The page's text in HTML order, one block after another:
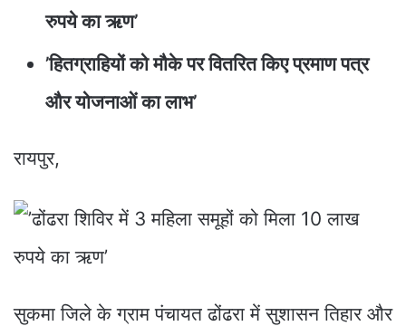
रुपये का ऋण’
’हितग्राहियों को मौके पर वितरित किए प्रमाण पत्र
और योजनाओं का लाभ’
रायपुर,
सुकमा जिले के ग्राम पंचायत ढोंढरा में सुशासन तिहार और